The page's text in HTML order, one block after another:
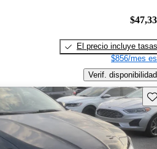
El precio incluye tasas
$856/mes
Verif. disponibilidad